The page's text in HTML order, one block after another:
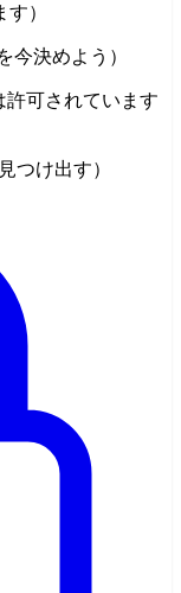
）
今決めよう）
許可されています
つけ出す）